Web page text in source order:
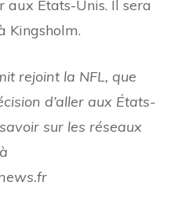
États-Unis. Il sera
Kingsholm.
rejoint la NFL, que
d’aller aux États-
sur les réseaux